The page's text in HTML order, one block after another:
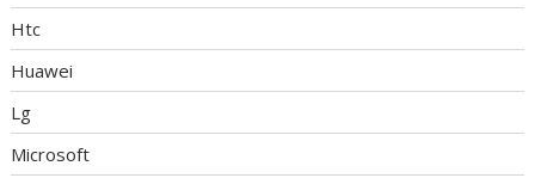
Htc
Huawei
Lg
Microsoft